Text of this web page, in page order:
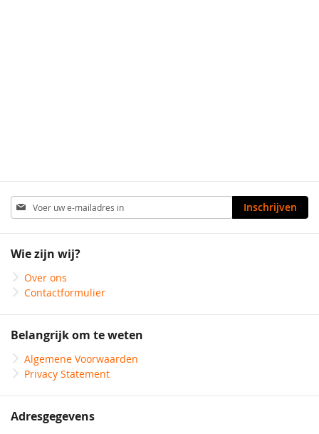
Abonneer
u
op
nieuwsbrief
Inschrijven
Wie zijn wij?
Over ons
Contactformulier
Belangrijk om te weten
Algemene Voorwaarden
Privacy Statement
Adresgegevens